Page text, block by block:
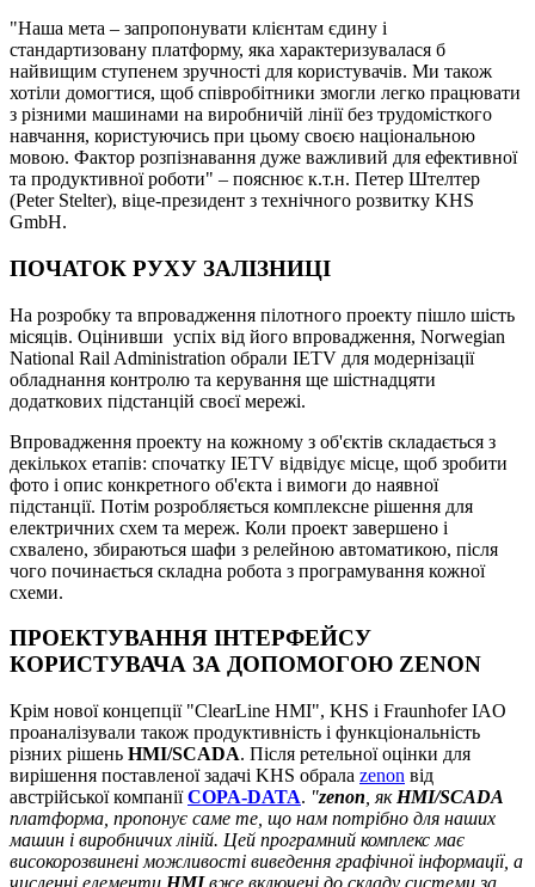
"Наша мета – запропонувати клієнтам єдину і
стандартизовану платформу, яка характеризувалася б
найвищим ступенем зручності для користувачів. Ми також
хотіли домогтися, щоб співробітники змогли легко працювати
з різними машинами на виробничій лінії без трудомісткого
навчання, користуючись при цьому своєю національною
мовою. Фактор розпізнавання дуже важливий для ефективної
та продуктивної роботи" – пояснює к.т.н. Петер Штелтер
(Peter Stelter), віце-президент з технічного розвитку KHS
GmbH.
ПОЧАТОК РУХУ ЗАЛІЗНИЦІ
На розробку та впровадження пілотного проекту пішло шість
місяців. Оцінивши успіх від його впровадження, Norwegian
National Rail Administration обрали IETV для модернізації
обладнання контролю та керування ще шістнадцяти
додаткових підстанцій своєї мережі.
Впровадження проекту на кожному з об'єктів складається з
декількох етапів: спочатку IETV відвідує місце, щоб зробити
фото і опис конкретного об'єкта і вимоги до наявної
підстанції. Потім розробляється комплексне рішення для
електричних схем та мереж. Коли проект завершено і
схвалено, збираються шафи з релейною автоматикою, після
чого починається складна робота з програмування кожної
схеми.
ПРОЕКТУВАННЯ ІНТЕРФЕЙСУ
КОРИСТУВАЧА ЗА ДОПОМОГОЮ ZENON
Крім нової концепції "ClearLine HMI", KHS і Fraunhofer IAO
проаналізували також продуктивність і функціональність
різних рішень HMI/SCADA. Після ретельної оцінки для
вирішення поставленої задачі KHS обрала zenon від
австрійської компаніїCOPA-DATA. "zenon , як HMI/SCADA
платформа, пропонує саме те, що нам потрібно для наших
машин і виробничих ліній. Цей програмний комплекс має
високорозвинені можливості виведення графічної інформації, а
численні елементи HMIвже включені до складу системи за